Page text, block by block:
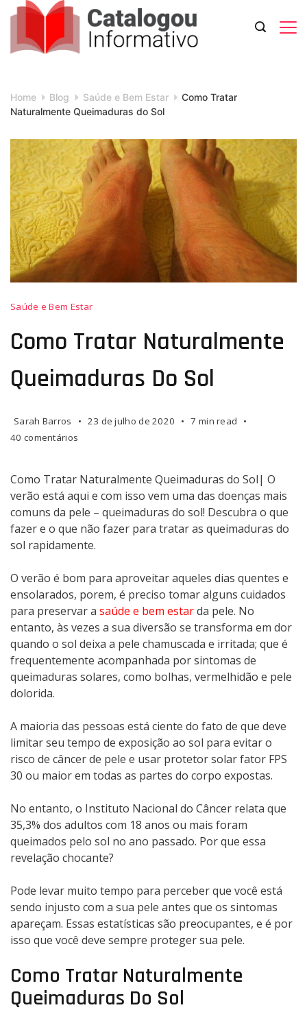
Skip
content
Home Blog Saúde e Bem Estar
Como Tratar
Naturalmente Queimaduras do Sol
Tratar
Queimaduras
Sol|
O
está
aqui
com
isso
vem
uma
das
mais
comuns
da
pele
–
queimaduras
do
sol!
o
que
fazer
e
que
não
fazer
para
as
queimaduras
do
sol
Saúde e Bem Estar
Como Tratar Naturalmente
Queimaduras Do Sol
Sarah Barros 23 de julho de 2020
7 min read
40 comentários
Naturalmente
Queimaduras
do
Sol
Como Tratar Naturalmente Queimaduras do Sol| O
verão está aqui e com isso vem uma das doenças mais
comuns da pele – queimaduras do sol! Descubra o que
fazer e o que não fazer para tratar as queimaduras do
sol rapidamente.
O verão é bom para aproveitar aqueles dias quentes e
ensolarados, porem, é preciso tomar alguns cuidados
para preservar a saúde e bem estarda pele. No
entanto, às vezes a sua diversão se transforma em dor
quando o sol deixa a pele chamuscada e irritada; que é
frequentemente acompanhada por sintomas de
queimaduras solares, como bolhas, vermelhidão e pele
dolorida.
A maioria das pessoas está ciente do fato de que deve
limitar seu tempo de exposição ao sol para evitar o
risco de câncer de pele e usar protetor solar fator FPS
30 ou maior em todas as partes do corpo expostas.
No entanto, o Instituto Nacional do Câncer relata que
35,3% dos adultos com 18 anos ou mais foram
queimados pelo sol no ano passado. Por que essa
revelação chocante?
Pode levar muito tempo para perceber que você está
sendo injusto com a sua pele antes que os sintomas
apareçam. Essas estatísticas são preocupantes, e é por
isso que você deve sempre proteger sua pele.
Como Tratar Naturalmente
Queimaduras Do Sol